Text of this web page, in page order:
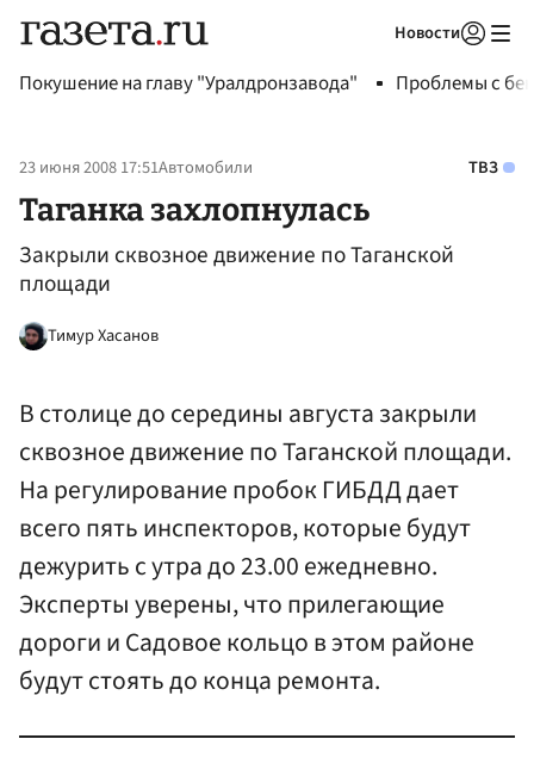
Новости
Покушение на главу "Уралдронзавода" Проблемы с
23 июня 2008 17:51Автомобили ТВЗ
Таганка захлопнулась
Закрыли сквозное движение по Таганской
площади
Тимур Хасанов
В столице до середины августа закрыли
сквозное движение по Таганской площади.
На регулирование пробок ГИБДД дает
всего пять инспекторов, которые будут
дежурить с утра до 23.00 ежедневно.
Эксперты уверены, что прилегающие
дороги и Садовое кольцо в этом районе
будут стоять до конца ремонта.